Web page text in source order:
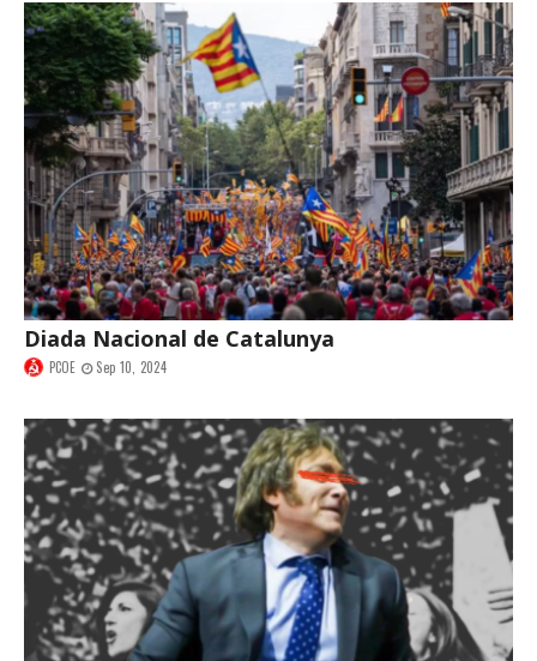
Diada Nacional de Catalunya
PCOE Sep 10, 2024